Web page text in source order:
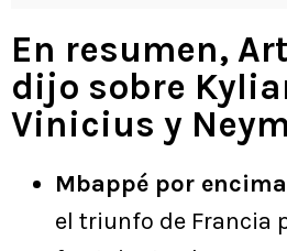
En resumen,
dijo sobre
Vinicius y
Mbappé por
el triunfo de Francia